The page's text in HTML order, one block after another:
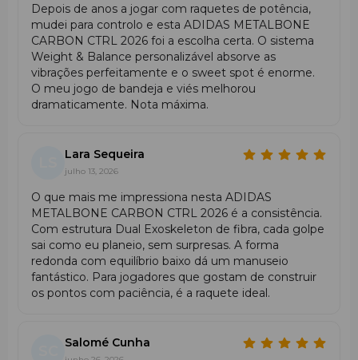
Depois de anos a jogar com raquetes de potência,
mudei para controlo e esta ADIDAS METALBONE
CARBON CTRL 2026 foi a escolha certa. O sistema
Weight & Balance personalizável absorve as
vibrações perfeitamente e o sweet spot é enorme.
O meu jogo de bandeja e viés melhorou
dramaticamente. Nota máxima.
Lara Sequeira
julho 13, 2026
O que mais me impressiona nesta ADIDAS
METALBONE CARBON CTRL 2026 é a consistência.
Com estrutura Dual Exoskeleton de fibra, cada golpe
sai como eu planeio, sem surpresas. A forma
redonda com equilíbrio baixo dá um manuseio
fantástico. Para jogadores que gostam de construir
os pontos com paciência, é a raquete ideal.
Salomé Cunha